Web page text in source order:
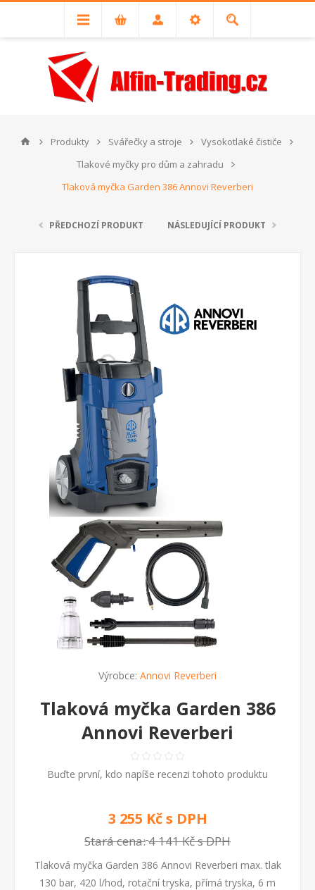
Produkty Svářečky a stroje
Vysokotlaké čističe
Tlakové myčky pro dům a zahradu
Tlaková myčka Garden 386 Annovi Reverberi
PŘEDCHOZÍ PRODUKT NÁSLEDUJÍCÍ PRODUKT
Výrobce: Annovi Reverberi
Tlaková myčka Garden 386
Annovi Reverberi
Buďte první, kdo napíše recenzi tohoto produktu
3 255 Kč s DPH
Stará cena:4 141 Kč s DPH
Tlaková myčka Garden 386 Annovi Reverberi max. tlak
130 bar, 420 l/hod, rotační tryska, přímá tryska, 6 m